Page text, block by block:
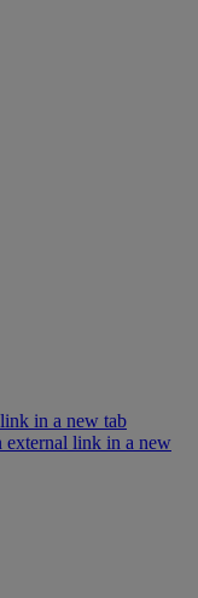
in a new tab
external link in a new